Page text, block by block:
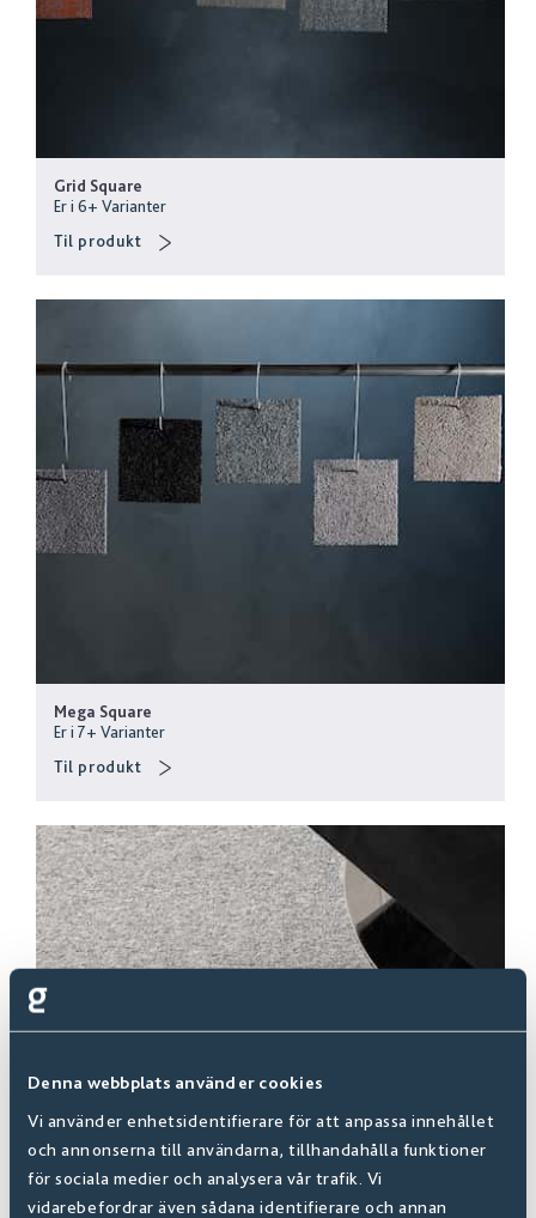
Denna webbplats använder cookies
Vi använder enhetsidentifierare för att anpassa innehållet
och annonserna till användarna, tillhandahålla funktioner
för sociala medier och analysera vår trafik. Vi
vidarebefordrar även sådana identifierare och annan
Grid Square
Er i 6+Varianter
Til produkt
Mega Square
Er i 7+Varianter
Til produkt